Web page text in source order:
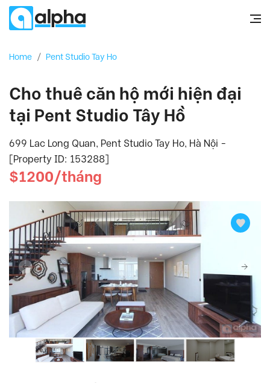
Home / Pent Studio Tay Ho
Cho thuê căn hộ mới hiện đại
tại Pent Studio Tây Hồ
699 Lac Long Quan, Pent Studio Tay Ho, Hà Nội -
[Property ID: 153288]
$1200/tháng